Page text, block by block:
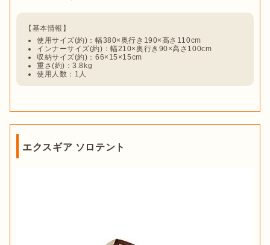
使用サイズ(約)：幅380×奥行き190×高さ110cm
インナーサイズ(約)：幅210×奥行き90×高さ100cm
収納サイズ(約)：66×15×15cm
重さ(約)：3.8kg
使用人数：1人
エクスギア ソロテント